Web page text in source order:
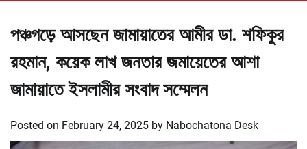
পঞ্চগড়ে আসছেন জামায়াতের আমীর ডা. শফিকুর
রহমান, কয়েক লাখ জনতার জমায়েতের আশা
জামায়াতে ইসলামীর সংবাদ সম্মেলন
Posted on February 24, 2025 by Nabochatona Desk